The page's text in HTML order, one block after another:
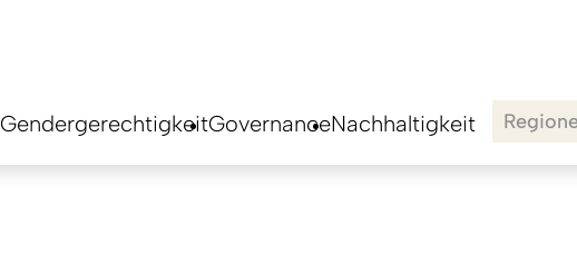
GendergerechtigkeitGovernanceNachhaltigkeit